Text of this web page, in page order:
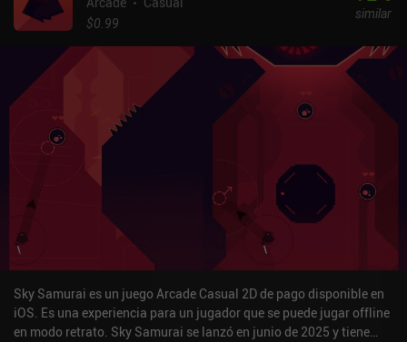
se acaba el juego, y si nos quedamos sin energía no podemos
aumenta rápidamente al introducir plataformas que se desplazan,
desaparecen o incluso se vuelven mortales. De hecho, cada una de
las 10 fases del juego introduce nuevos peligros, como baldosas
envenenadas, espacios corruptos y trampas mortales. El núcleo
del juego nunca cambia, pero se vuelve cada vez más caótico y
exigente, recompensando la rapidez de reflejos y la buena
planificación. No hay opciones de dificultad ni ajustes: aquí se
trata de sobrevivir y conseguir puntuaciones altas. Aurum Fusion
es un juego premium de 1,99 $ sin anuncios ni iAP. Las imágenes y
el sonido retro son nítidos y dan al juego un aire de arcade clásico.
Y la jugabilidad está a la altura: es hardcore y se basa mucho en la
habilidad. Pero si estás preparado para el desafío, Aurum Fusion
merece la pena.
$0.99
similar
Sky Samurai es un juego Arcade Casual 2D de pago disponible en
iOS. Es una experiencia para un jugador que se puede jugar offline
en modo retrato. Sky Samurai se lanzó en junio de 2025 y tiene